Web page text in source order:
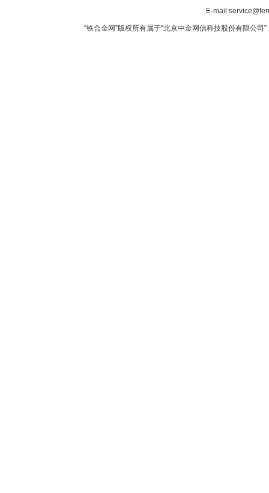
E-
“铁合金网”版权所有属于“北京中金网信科技股份有限公司